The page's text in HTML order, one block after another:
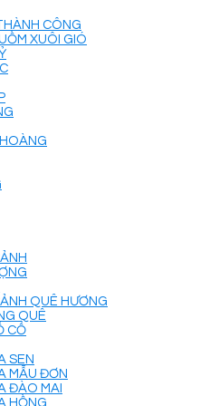
CÔNG
XUÔI GIÓ
QUÊ HƯƠNG
QUÊ
CỔ
SEN
MẪU ĐƠN
ĐÀO MAI
HỒNG